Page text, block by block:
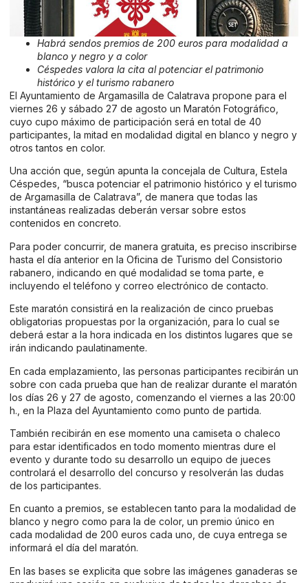
Habrá sendos premios de 200 euros para modalidad a
blanco y negro y a color
Céspedes valora la cita al potenciar el patrimonio
histórico y el turismo rabanero
El Ayuntamiento de Argamasilla de Calatrava propone para el
viernes 26 y sábado 27 de agosto un Maratón Fotográfico,
cuyo cupo máximo de participación será en total de 40
participantes, la mitad en modalidad digital en blanco y negro y
otros tantos en color.
Una acción que, según apunta la concejala de Cultura, Estela
Céspedes, “busca potenciar el patrimonio histórico y el turismo
de Argamasilla de Calatrava”, de manera que todas las
instantáneas realizadas deberán versar sobre estos
contenidos en concreto.
Para poder concurrir, de manera gratuita, es preciso inscribirse
hasta el día anterior en la Oficina de Turismo del Consistorio
rabanero, indicando en qué modalidad se toma parte, e
incluyendo el teléfono y correo electrónico de contacto.
Este maratón consistirá en la realización de cinco pruebas
obligatorias propuestas por la organización, para lo cual se
deberá estar a la hora indicada en los distintos lugares que se
irán indicando paulatinamente.
En cada emplazamiento, las personas participantes recibirán un
sobre con cada prueba que han de realizar durante el maratón
los días 26 y 27 de agosto, comenzando el viernes a las 20:00
h., en la Plaza del Ayuntamiento como punto de partida.
También recibirán en ese momento una camiseta o chaleco
para estar identificados en todo momento mientras dure el
evento y durante todo su desarrollo un equipo de jueces
controlará el desarrollo del concurso y resolverán las dudas
de los participantes.
En cuanto a premios, se establecen tanto para la modalidad de
blanco y negro como para la de color, un premio único en
cada modalidad de 200 euros cada uno, de cuya entrega se
informará el día del maratón.
En las bases se explicita que sobre las imágenes ganaderas se